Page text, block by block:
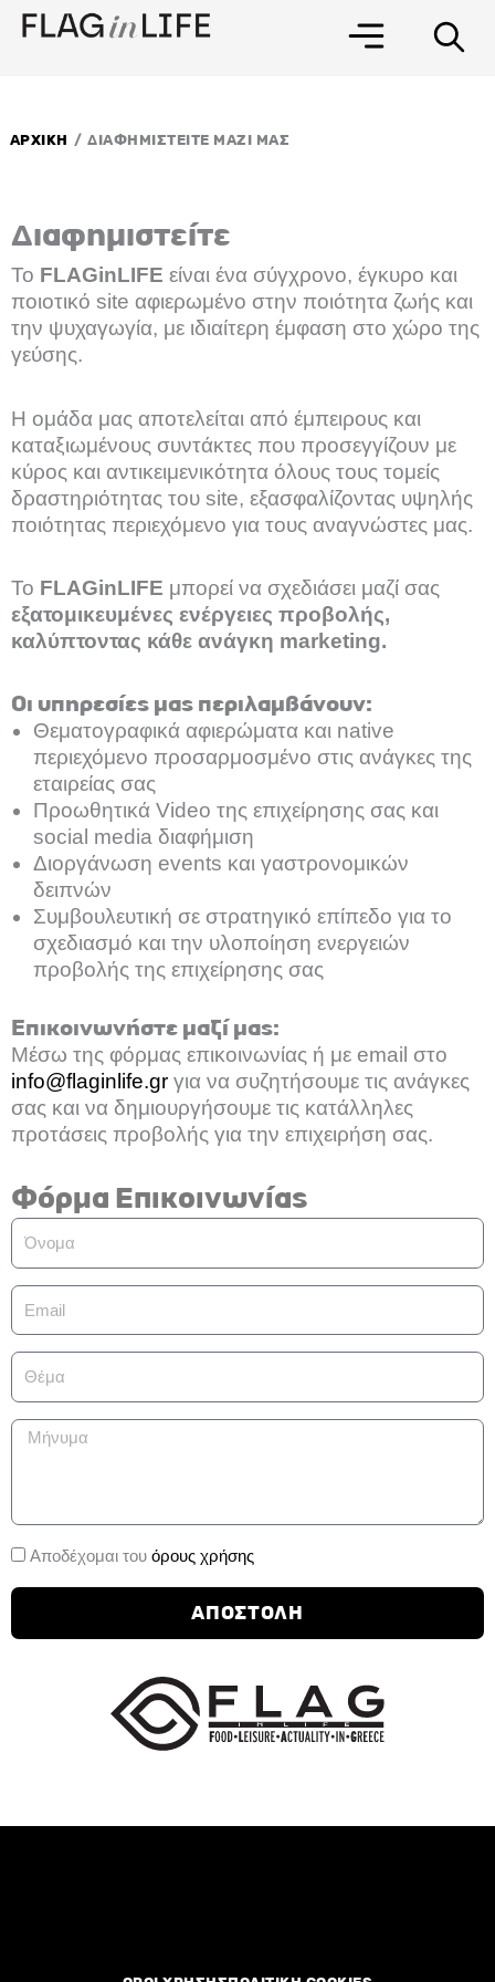
Μετάβαση
στο
ΑΡΧΙΚΗ / ΔΙΑΦΗΜΙΣΤΕΙΤΕ ΜΑΖΙ ΜΑΣ
Διαφημιστείτε
Το FLAGinLIFE είναι ένα σύγχρονο, έγκυρο και
ποιοτικό site αφιερωμένο στην ποιότητα ζωής και
την ψυχαγωγία, με ιδιαίτερη έμφαση στο χώρο της
γεύσης.
Η ομάδα μας αποτελείται από έμπειρους και
καταξιωμένους συντάκτες που προσεγγίζουν με
κύρος και αντικειμενικότητα όλους τους τομείς
δραστηριότητας του site, εξασφαλίζοντας υψηλής
ποιότητας περιεχόμενο για τους αναγνώστες μας.
Το FLAGinLIFE μπορεί να σχεδιάσει μαζί σας
εξατομικευμένες ενέργειες προβολής,
καλύπτοντας κάθε ανάγκη marketing.
Οι υπηρεσίες μας περιλαμβάνουν:
Θεματογραφικά αφιερώματα και native
περιεχόμενο προσαρμοσμένο στις ανάγκες της
εταιρείας σας
Προωθητικά Video της επιχείρησης σας και
social media διαφήμιση
Διοργάνωση events και γαστρονομικών
δειπνών
Συμβουλευτική σε στρατηγικό επίπεδο για το
σχεδιασμό και την υλοποίηση ενεργειών
προβολής της επιχείρησης σας
Επικοινωνήστε μαζί μας:
Mέσω της φόρμας επικοινωνίας ή με email στο
info@flaginlife.gr για να συζητήσουμε τις ανάγκες
σας και να δημιουργήσουμε τις κατάλληλες
προτάσεις προβολής για την επιχειρήση σας.
Φόρμα Επικοινωνίας
Όνομα
Email
Θέμα
Μήνυμα
Αποδοχή
Αποδέχομαι του όρους χρήσης
ΑΠΟΣΤΟΛΗ